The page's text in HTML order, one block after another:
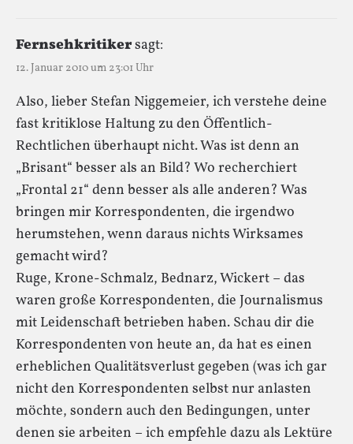
Fernsehkritikersagt:
12. Januar 2010 um 23:01 Uhr
Also, lieber Stefan Niggemeier, ich verstehe deine
fast kritiklose Haltung zu den Öffentlich-
Rechtlichen überhaupt nicht. Was ist denn an
„Brisant“ besser als an Bild? Wo recherchiert
„Frontal 21“ denn besser als alle anderen? Was
bringen mir Korrespondenten, die irgendwo
herumstehen, wenn daraus nichts Wirksames
gemacht wird?
Ruge, Krone-Schmalz, Bednarz, Wickert – das
waren große Korrespondenten, die Journalismus
mit Leidenschaft betrieben haben. Schau dir die
Korrespondenten von heute an, da hat es einen
erheblichen Qualitätsverlust gegeben (was ich gar
nicht den Korrespondenten selbst nur anlasten
möchte, sondern auch den Bedingungen, unter
denen sie arbeiten – ich empfehle dazu als Lektüre